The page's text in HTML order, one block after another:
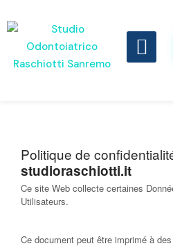
Politique de
studioraschiotti.it
Ce site Web collecte certaines
Utilisateurs.
Ce document peut être imprimé à